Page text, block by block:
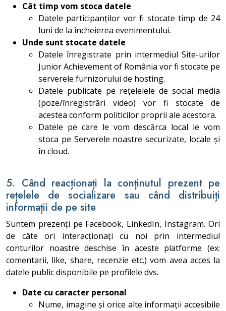
Cât timp vom stoca datele
Datele participanților vor fi stocate timp de 24
luni de la încheierea evenimentului.
Unde sunt stocate datele
Datele înregistrate prin intermediul Site-urilor
Junior Achievement of România vor fi stocate pe
serverele furnizorului de hosting.
Datele publicate pe rețelelele de social media
(poze/înregistrări video) vor fi stocate de
acestea conform politicilor proprii ale acestora.
Datele pe care le vom descărca local le vom
stoca pe Serverele noastre securizate, locale și
în cloud.
5. Când reacționați la conținutul prezent pe
rețelele de socializare sau când distribuiți
informații de pe site
Suntem prezenți pe Facebook, LinkedIn, Instagram. Ori
de câte ori interacționați cu noi prin intermediul
conturilor noastre deschise în aceste platforme (ex:
comentarii, like, share, recenzie etc.) vom avea acces la
datele public disponibile pe profilele dvs.
Date cu caracter personal
Nume, imagine și orice alte informații accesibile